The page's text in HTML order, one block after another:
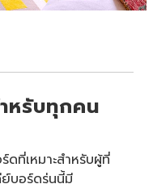
หรับทุกคน
ที่เหมาะสำหรับผู้ที่
บอร์ดรุ่นนี้มี